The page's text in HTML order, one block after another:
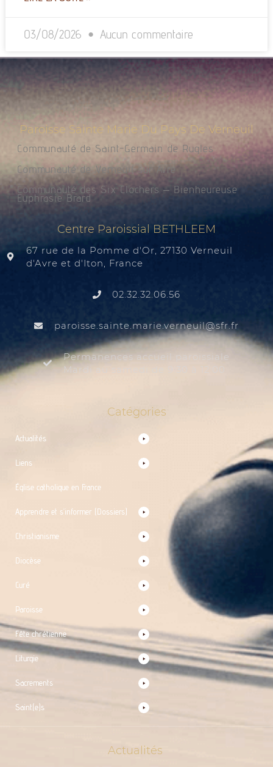
03/08/2026 Aucun commentaire
Paroisse Sainte Marie Du Pays De Verneuil
Communauté de Saint-Germain de Rugles
Communauté de Verneuil sur Avre
Communauté des Six Clochers – Bienheureuse
Euphrasie Brard
Centre Paroissial BETHLEEM
67 rue de la Pomme d'Or, 27130 Verneuil
d'Avre et d'Iton, France
02.32.32.06.56
rf.rfs
@liuenrev.eiram.etnias.essiorap
Permanences accueil paroissiale
Mardi au samedi de 9:30 à 12:00
Catégories
Actualités
Liens
Église catholique en France
Apprendre et s’informer (Dossiers)
Christianisme
Diocèse
Curé
Paroisse
Fête chrétienne
Liturgie
Sacrements
Saint(e)s
Actualités